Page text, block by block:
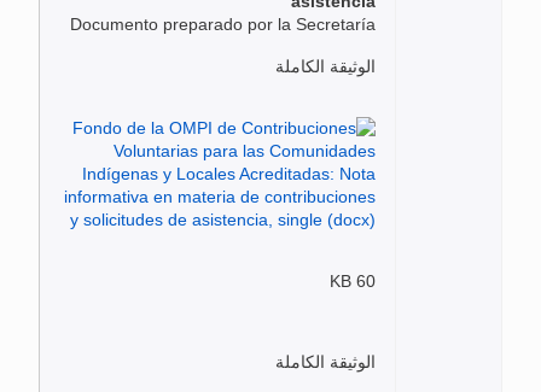
Documento preparado por la Secretaría
الوثيقة الكاملة
60 KB
الوثيقة الكاملة